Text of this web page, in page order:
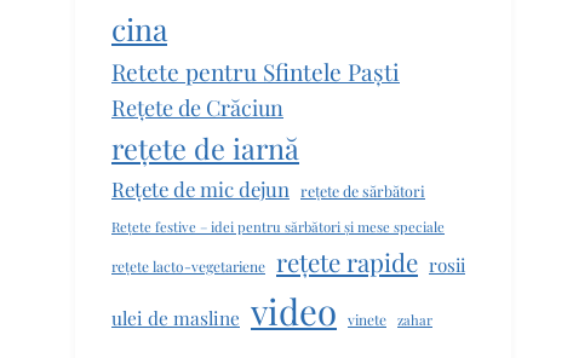
cina
Retete pentru Sfintele Paști
Rețete de Crăciun
rețete de iarnă
Rețete de mic dejun rețete de sărbători
Rețete festive – idei pentru sărbători și mese speciale
rețete lacto-vegetariene rețete rapide rosii
ulei de masline video vinete zahar